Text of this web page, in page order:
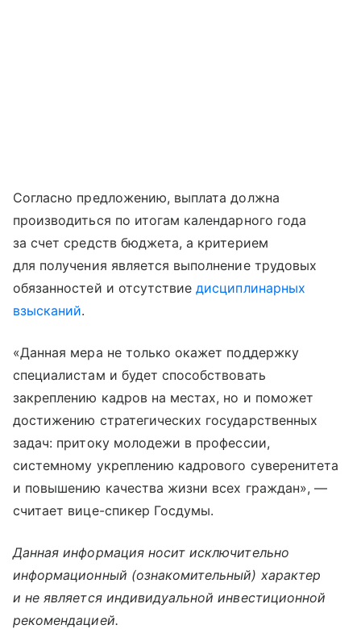
Согласно предложению, выплата должна
производиться по итогам календарного года
за счет средств бюджета, а критерием
для получения является выполнение трудовых
обязанностей и отсутствиедисциплинарных
взысканий.
«Данная мера не только окажет поддержку
специалистам и будет способствовать
закреплению кадров на местах, но и поможет
достижению стратегических государственных
задач: притоку молодежи в профессии,
системному укреплению кадрового суверенитета
и повышению качества жизни всех граждан», —
считает вице-спикер Госдумы.
Данная информация носит исключительно
информационный (ознакомительный) характер
и не является индивидуальной инвестиционной
рекомендацией.